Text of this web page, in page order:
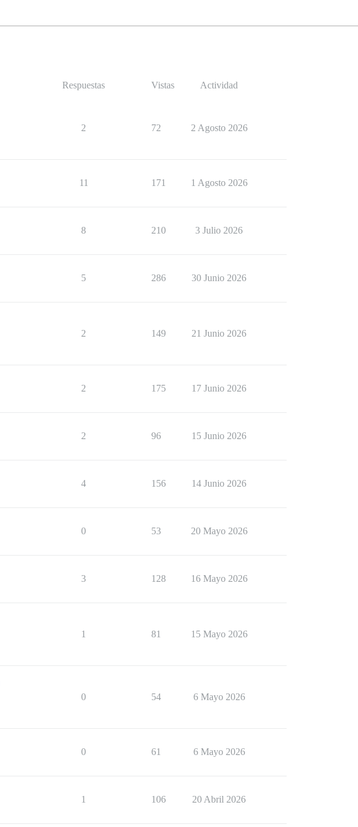
Respuestas Vistas Actividad
2 72 2 Agosto 2026
11 171 1 Agosto 2026
8 210 3 Julio 2026
5 286 30 Junio 2026
2 149 21 Junio 2026
2 175 17 Junio 2026
2 96 15 Junio 2026
4 156 14 Junio 2026
0 53 20 Mayo 2026
3 128 16 Mayo 2026
1 81 15 Mayo 2026
0 54 6 Mayo 2026
0 61 6 Mayo 2026
1 106 20 Abril 2026